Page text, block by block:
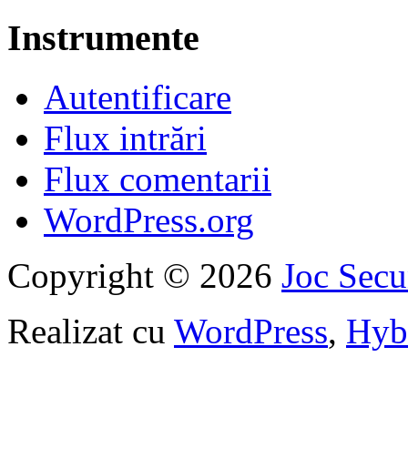
Instrumente
Autentificare
Flux intrări
Flux comentarii
WordPress.org
Copyright © 2026 Joc
Realizat cu WordPress,